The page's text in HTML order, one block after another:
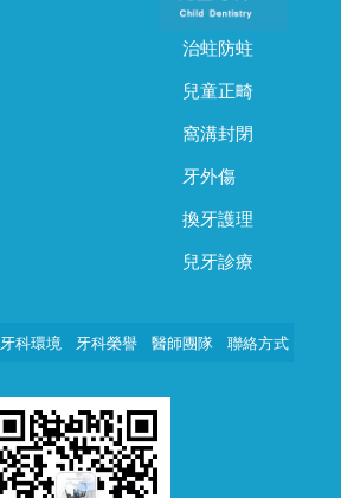
治蛀防蛀
兒童正畸
窩溝封閉
牙外傷
換牙護理
兒牙診療
牙科環境 牙科榮譽 醫師團隊 聯絡方式